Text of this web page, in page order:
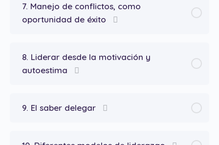
7. Manejo de conflictos, como
oportunidad de éxito
8. Liderar desde la motivación y
autoestima
9. El saber delegar